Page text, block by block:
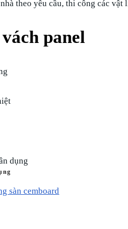
theo yêu cầu, thi công các
panel
sàn cemboard